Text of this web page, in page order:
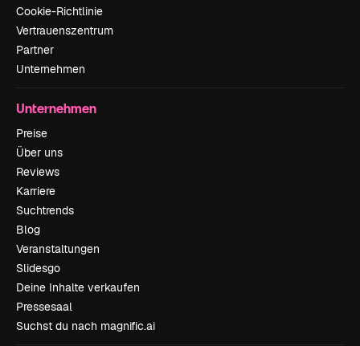
Cookie-Richtlinie
Vertrauenszentrum
Partner
Unternehmen
Unternehmen
Preise
Über uns
Reviews
Karriere
Suchtrends
Blog
Veranstaltungen
Slidesgo
Deine Inhalte verkaufen
Pressesaal
Suchst du nach magnific.ai